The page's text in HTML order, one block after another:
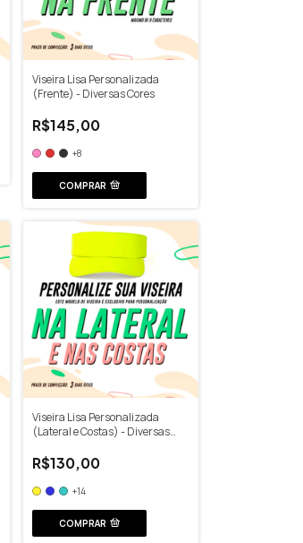
Viseira Lisa Personalizada
(Frente) - Diversas Cores
R$145,00
+8
COMPRAR
Viseira Lisa Personalizada
(Lateral e Costas) - Diversas
R$130,00
+14
COMPRAR